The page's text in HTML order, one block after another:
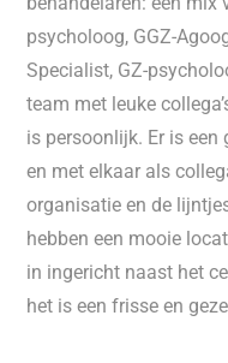
psycholoog, GGZ-
Specialist, GZ-
team met leuke
is persoonlijk. Er is
en met elkaar als
organisatie en de
hebben een mooie
in ingericht naast het
het is een frisse en